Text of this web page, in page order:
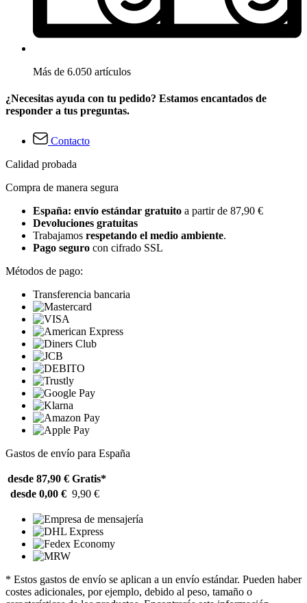
Más de 6.050 artículos
¿Necesitas ayuda con tu pedido? Estamos encantados de
responder a tus preguntas.
Contacto
Calidad probada
Compra de manera segura
España: envío estándar gratuito a partir de 87,90 €
Devoluciones gratuitas
Trabajamos respetando el medio ambiente.
Pago seguro con cifrado SSL
Métodos de pago:
Transferencia bancaria
Gastos de envío para España
desde 87,90 € Gratis*
desde 0,00 € 9,90 €
* Estos gastos de envío se aplican a un envío estándar. Pueden haber
costes adicionales, por ejemplo, debido al peso, tamaño o